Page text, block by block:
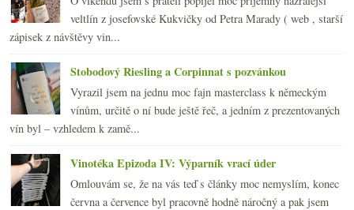
veltlín z josefovské Kukvičky od Petra Marady ( web , starší
zápisek z návštěvy vin...
Stobodový Riesling a Corpinnat s pozvánkou
Vyrazil jsem na jednu moc fajn masterclass k německým
vínům, určitě o ní bude ještě řeč, a jedním z prezentovaných
vín byl – vzhledem k zamě...
Vinotéka Epizoda IV: Výparník vrací úder
Omlouvám se, že na vás teď s články moc nemyslím, konec
června a července byl pracovně hodně náročný a pak jsem